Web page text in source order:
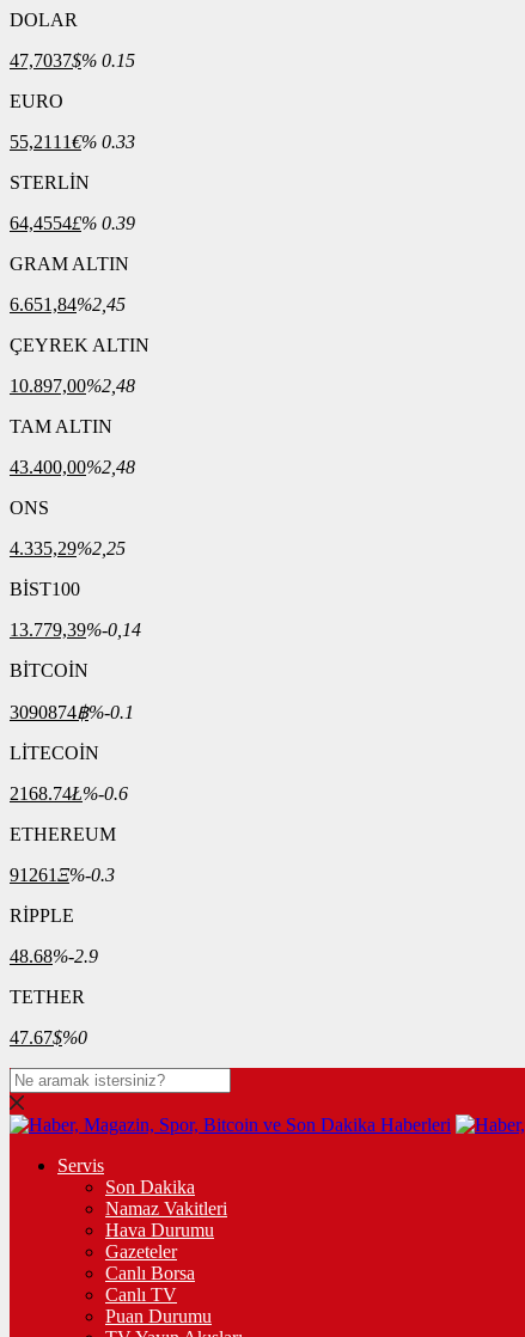
DOLAR
47,7037$% 0.15
EURO
55,2111€% 0.33
STERLİN
64,4554£% 0.39
GRAM ALTIN
6.651,84%2,45
ÇEYREK ALTIN
10.897,00%2,48
TAM ALTIN
43.400,00%2,48
ONS
4.335,29%2,25
BİST100
13.779,39%-0,14
BİTCOİN
3090874฿%-0.1
LİTECOİN
2168.74Ł%-0.6
ETHEREUM
91261Ξ%-0.3
RİPPLE
48.68%-2.9
TETHER
47.67$%0
Servis
Son Dakika
Namaz Vakitleri
Hava Durumu
Gazeteler
Canlı Borsa
Canlı TV
Puan Durumu